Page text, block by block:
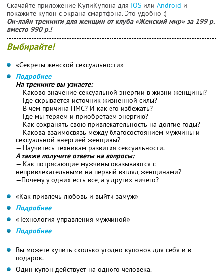
Скачайте приложение КупиКупона для IOS или Android и
покажите купон с экрана смартфона. Это удобно :)
Он-лайн тренинги для женщин от клуба «Женский мир» за 199 р.
вместо 990 р.!
Выбирайте!
«Секреты женской сексуальности»
Подробнее
На тренинге вы узнаете:
— Каково значение сексуальной энергии в жизни женщины?
— Где скрывается источник жизненной силы?
— В чем причина ПМС? И как его избежать?
— Где мы теряем и приобретаем энергию?
— Как сохранять свою привлекательность на долгие годы?
— Какова взаимосвязь между благосостоянием мужчины и
сексуальной энергией женщины?
— Научитесь техникам развития сексуальности.
А также получите ответы на вопросы:
— Как потрясающие мужчины оказываются с
непривлекательными на первый взгляд женщинами?
—Почему у одних есть все, а у других ничего?
«Как привлечь любовь и выйти замуж»
Подробнее
«Технология управления мужчиной»
Подробнее
Вы можете купить сколько угодно купонов для себя и в
подарок.
Один купон действует на одного человека.